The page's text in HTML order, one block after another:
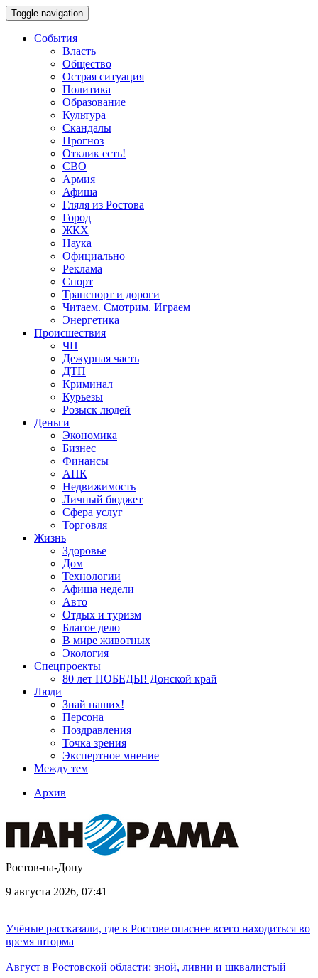
Toggle navigation
События
Власть
Общество
Острая ситуация
Политика
Образование
Культура
Скандалы
Прогноз
Отклик есть!
СВО
Армия
Афиша
Глядя из Ростова
Город
ЖКХ
Наука
Официально
Реклама
Спорт
Транспорт и дороги
Читаем. Смотрим. Играем
Энергетика
Происшествия
ЧП
Дежурная часть
ДТП
Криминал
Курьезы
Розыск людей
Деньги
Экономика
Бизнес
Финансы
АПК
Недвижимость
Личный бюджет
Сфера услуг
Торговля
Жизнь
Здоровье
Дом
Технологии
Афиша недели
Авто
Отдых и туризм
Благое дело
В мире животных
Экология
Спецпроекты
80 лет ПОБЕДЫ! Донской край
Люди
Знай наших!
Персона
Поздравления
Точка зрения
Экспертное мнение
Между тем
Архив
Ростов-на-Дону
9 августа 2026, 07:41
Учёные рассказали, где в Ростове опаснее всего находиться во
время шторма
Август в Ростовской области: зной, ливни и шквалистый